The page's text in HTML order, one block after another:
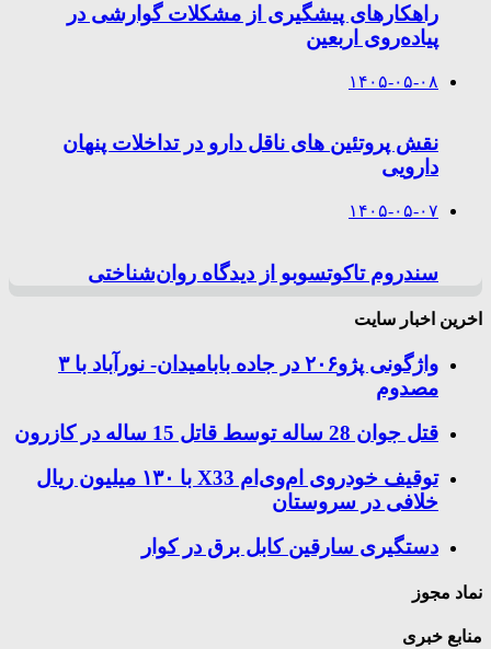
راهکارهای پیشگیری از مشکلات گوارشی در
پیاده‌روی اربعین
۱۴۰۵-۰۵-۰۸
نقش پروتئین های ناقل دارو در تداخلات پنهان
دارویی
۱۴۰۵-۰۵-۰۷
سندروم تاکوتسوبو از دیدگاه روان‌شناختی
اخرین اخبار سایت
واژگونی پژو۲۰۶ در جاده بابامیدان- نورآباد با ۳
مصدوم
قتل جوان 28 ساله توسط قاتل 15 ساله در کازرون
توقیف خودروی ام‌وی‌ام X33 با ۱۳۰ میلیون ریال
خلافی در سروستان
دستگیری سارقین کابل برق در کوار
نماد مجوز
منابع خبری